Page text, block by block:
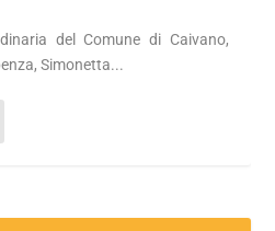
del Comune di Caivano,
Simonetta...